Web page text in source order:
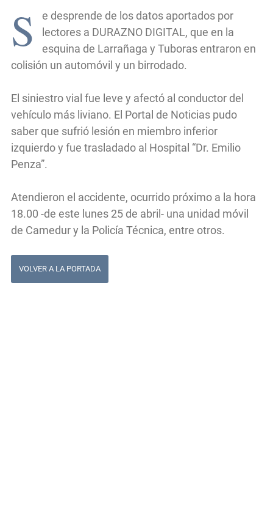
S
e desprende de los datos aportados por
lectores a DURAZNO DIGITAL, que en la
esquina de Larrañaga y Tuboras entraron en
colisión un automóvil y un birrodado.
El siniestro vial fue leve y afectó al conductor del
vehículo más liviano. El Portal de Noticias pudo
saber que sufrió lesión en miembro inferior
izquierdo y fue trasladado al Hospital “Dr. Emilio
Penza”.
Atendieron el accidente, ocurrido próximo a la hora
18.00 -de este lunes 25 de abril- una unidad móvil
de Camedur y la Policía Técnica, entre otros.
VOLVER A LA PORTADA